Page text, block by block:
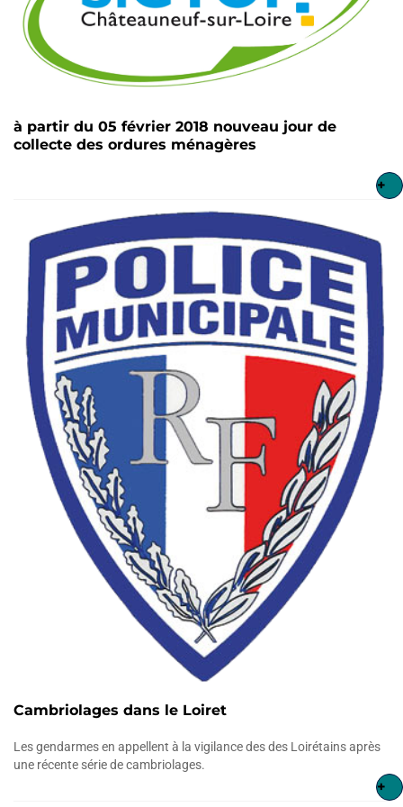
à partir du 05 février 2018 nouveau jour de
collecte des ordures ménagères
+
Cambriolages dans le Loiret
Les gendarmes en appellent à la vigilance des des Loirétains après
une récente série de cambriolages.
+